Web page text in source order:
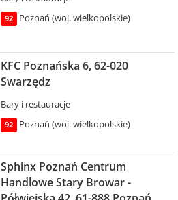
92 Poznań (woj. wielkopolskie)
KFC Poznańska 6, 62-020
Swarzędz
Bary i restauracje
92 Poznań (woj. wielkopolskie)
Sphinx Poznań Centrum
Handlowe Stary Browar -